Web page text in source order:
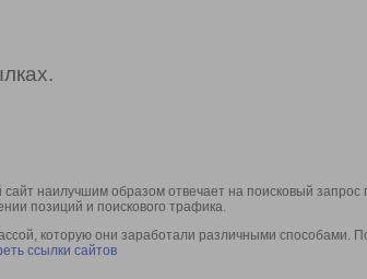
наилучшим образом отвечает на поисковый
позиций и поискового трафика.
которую они заработали различными способами.
ссылки сайтов